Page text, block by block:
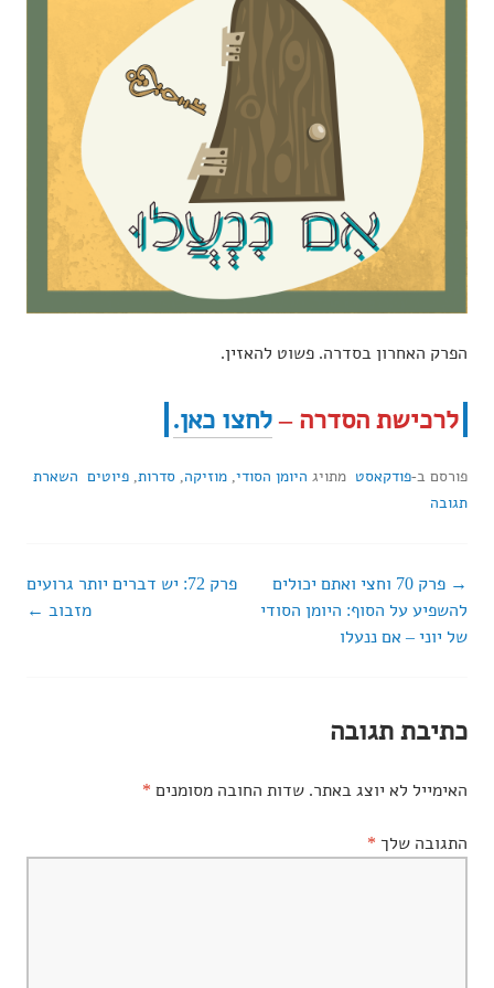
הפרק האחרון בסדרה. פשוט להאזין.
לרכישת הסדרה –לחצו כאן.
פורסם ב-פודקאסט מתויג היומן הסודי, מוזיקה, סדרות, פיוטים השארת
תגובה
ניווט
ברשומות
פרק 70 וחצי ואתם יכולים
להשפיע על הסוף: היומן הסודי
של יוני – אם ננעלו
פרק 72: יש דברים יותר גרועים
מזבוב
כתיבת תגובה
האימייל לא יוצג באתר. שדות החובה מסומנים *
התגובה שלך *